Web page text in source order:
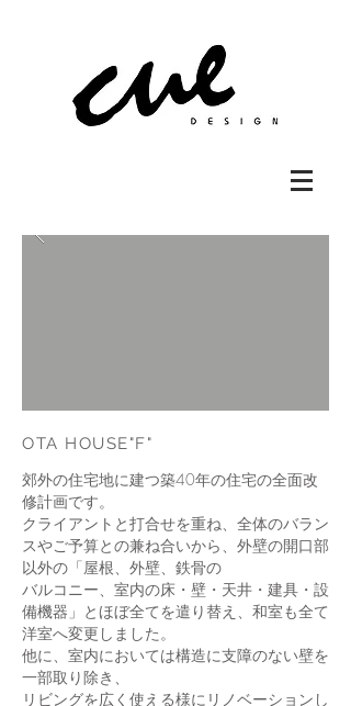
OTA HOUSE"F"
郊外の住宅地に建つ築40年の住宅の全面改
修計画です。
クライアントと打合せを重ね、全体のバラン
スやご予算との兼ね合いから、 外壁の開口部
以外の「屋根、外壁、鉄骨の
バルコニー、室内の床・壁・天井・建具・設
備機器」とほぼ全てを遣り替え、 和室も全て
洋室へ変更しました。
他に、室内においては構造に支障のない壁を
一部取り除き、
リビングを広く使える様にリノベーションし